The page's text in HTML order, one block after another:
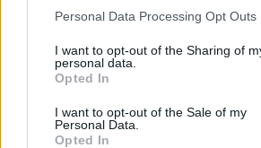
Personal Data Processing Opt Outs
I want to opt-out of the Sharing of
personal data.
Opted In
I want to opt-out of the Sale of my
Personal Data.
Opted In